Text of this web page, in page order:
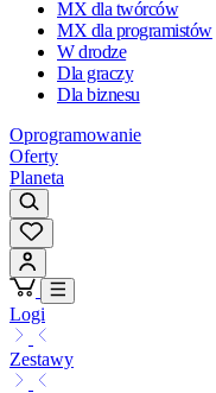
MX dla twórców
MX dla programistów
W drodze
Dla graczy
Dla biznesu
Oprogramowanie
Oferty
Planeta
Logi
Zestawy